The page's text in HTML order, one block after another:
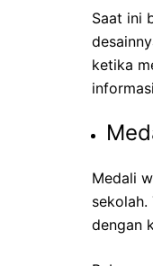
Saat ini
ketika
Medali
dengan